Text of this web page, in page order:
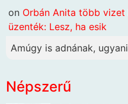
on Orbán Anita több
üzenték: Lesz, ha esik
Amúgy is adnának,
Népszerű